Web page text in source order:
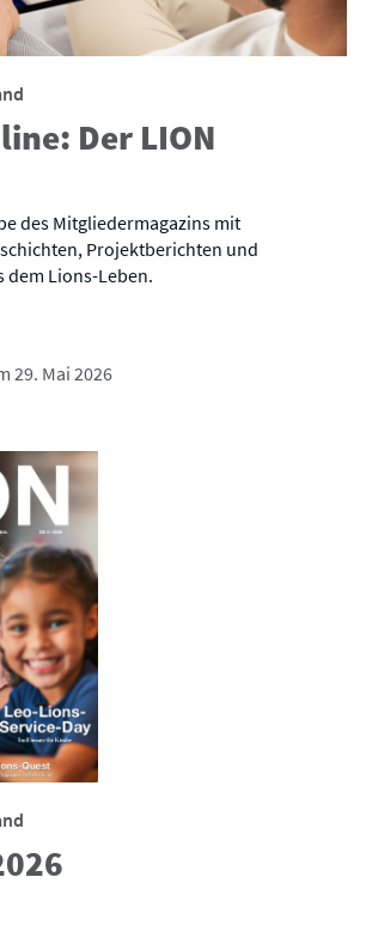
Der LION
des Mitgliedermagazins mit
Projektberichten und
dem Lions-Leben.
29. Mai 2026